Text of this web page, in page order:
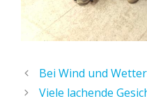
Bei Wind und
Viele lachende